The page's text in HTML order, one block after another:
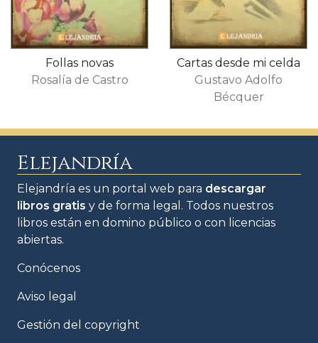
Follas novas
Rosalía de Castro
Cartas desde mi celda
Gustavo Adolfo
Bécquer
Elejandría
Elejandría es un portal web para descargar
libros gratis y de forma legal. Todos nuestros
libros están en domino público o con licencias
abiertas.
Conócenos
Aviso legal
Gestión del copyright